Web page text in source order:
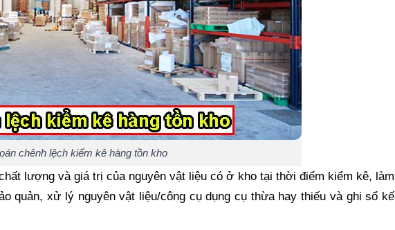
chênh lệch kiểm kê hàng tồn kho
lượng và giá trị của nguyên vật liệu có ở kho tại thời điểm kiểm kê, làm
quản, xử lý nguyên vật liệu/công cụ dụng cụ thừa hay thiếu và ghi sổ kế